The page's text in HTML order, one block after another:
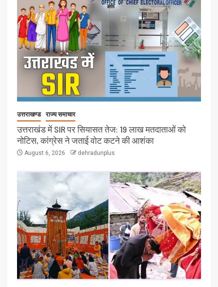
उत्तराखण्ड राज्य समाचार
उत्तराखंड में SIR पर सियासत तेज: 19 लाख मतदाताओं को
नोटिस, कांग्रेस ने जताई वोट कटने की आशंका
August 6, 2026 dehradunplus